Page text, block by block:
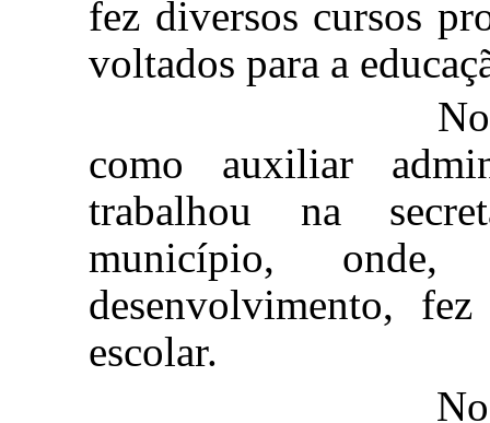
fez diversos cursos
voltados para a
No ano
como auxiliar
trabalhou na
município,
desenvolvimento,
escolar.
No período